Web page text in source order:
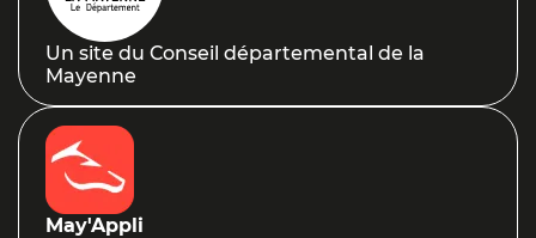
Un site du Conseil départemental de la
Mayenne
May'Appli